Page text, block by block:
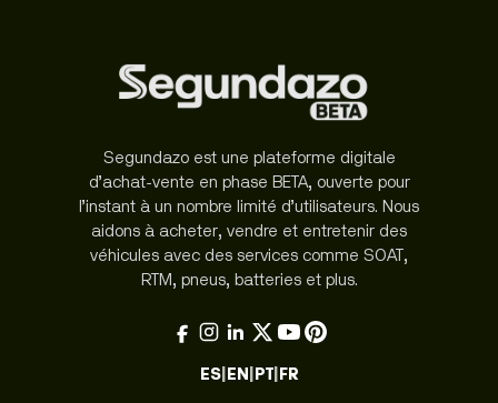
Segundazo est une plateforme digitale
d’achat-vente en phase BETA, ouverte pour
l’instant à un nombre limité d’utilisateurs. Nous
aidons à acheter, vendre et entretenir des
véhicules avec des services comme SOAT,
RTM, pneus, batteries et plus.
ES|EN|PT|FR